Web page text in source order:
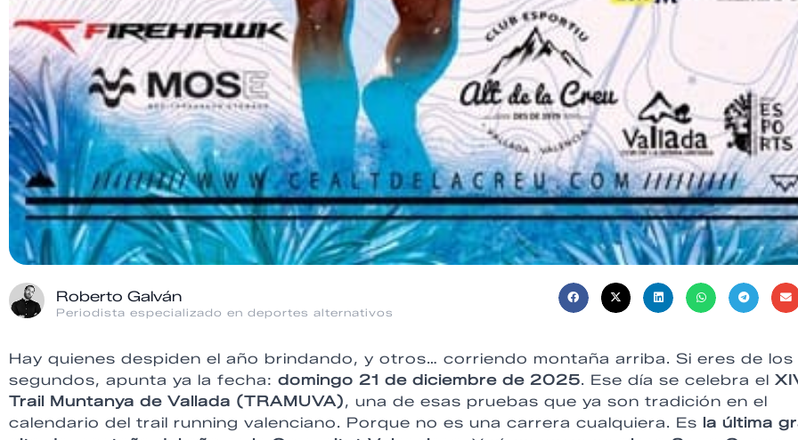
Roberto Galván
Periodista especializado en deportes alternativos
Hay quienes despiden el año brindando, y otros… corriendo montaña arriba. Si eres de los
segundos, apunta ya la fecha: domingo 21 de diciembre de 2025. Ese día se celebra el
Trail Muntanya de Vallada (TRAMUVA), una de esas pruebas que ya son tradición en el
calendario del trail running valenciano. Porque no es una carrera cualquiera. Es la última